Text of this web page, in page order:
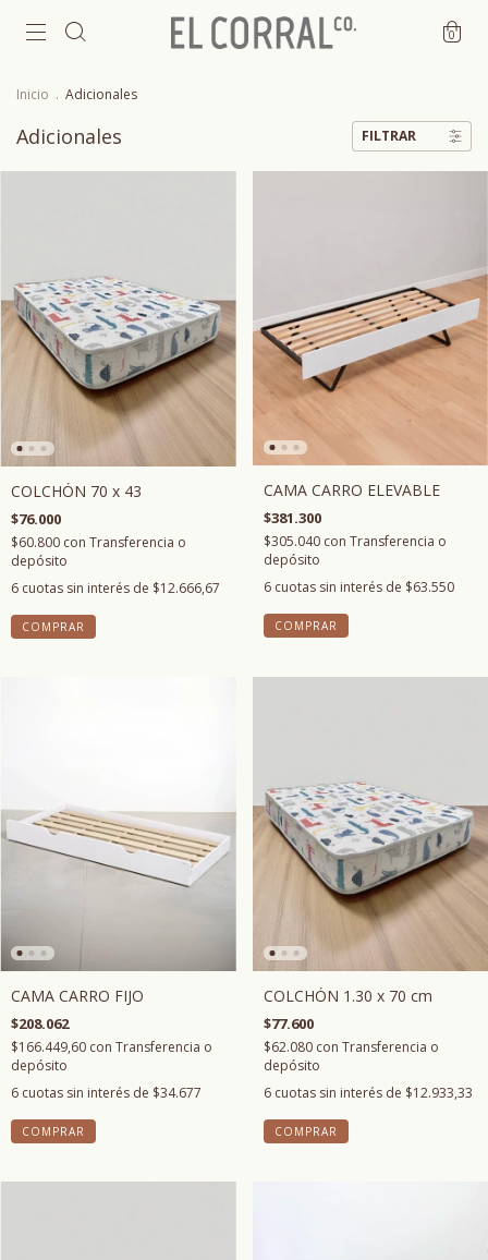
0
Inicio . Adicionales
Adicionales FILTRAR
COLCHÓN 70 x 43
$76.000
$60.800 con Transferencia o
depósito
6 cuotas sin interés de $12.666,67
COMPRAR
CAMA CARRO ELEVABLE
$381.300
$305.040 con Transferencia o
depósito
6 cuotas sin interés de $63.550
COMPRAR
CAMA CARRO FIJO
$208.062
$166.449,60 con Transferencia o
depósito
6 cuotas sin interés de $34.677
COMPRAR
COLCHÓN 1.30 x 70 cm
$77.600
$62.080 con Transferencia o
depósito
6 cuotas sin interés de $12.933,33
COMPRAR